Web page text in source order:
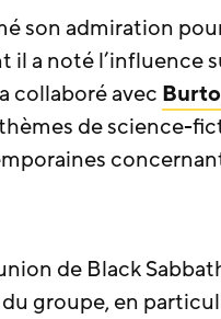
son admiration
il a noté l’influence
collaboré avec
de science-
de Black
groupe, en